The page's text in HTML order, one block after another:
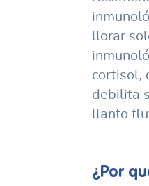
llorar
cortisol,
debilita
llanto
¿Por